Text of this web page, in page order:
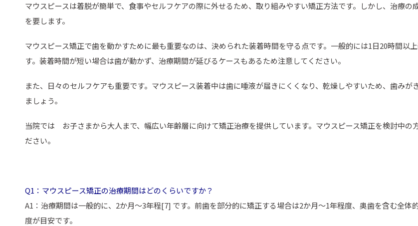
マウスピースは着脱が簡単で、食事やセルフケアの際に外せるため、取り組みやすい矯正方法です。しかし、治療の
を要します。
マウスピース矯正で歯を動かすために最も重要なのは、決められた装着時間を守る点です。一般的には1日20時間以
す。装着時間が短い場合は歯が動かず、治療期間が延びるケースもあるため注意してください。
また、日々のセルフケアも重要です。マウスピース装着中は歯に唾液が届きにくくなり、乾燥しやすいため、歯みが
ましょう。
当院では お子さまから大人まで、幅広い年齢層に向けて矯正治療を提供しています。マウスピース矯正を検討中の
ださい。
Q1：マウスピース矯正の治療期間はどのくらいですか？
A1：治療期間は一般的に、2か月～3年程[7] です。前歯を部分的に矯正する場合は2か月〜1年程度、奥歯を含む全体
度が目安です。